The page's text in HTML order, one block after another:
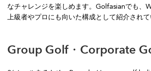
なチャレンジを楽しめます。Golfasianでも、
上級者やプロにも向いた構成として紹介されて
Group Golf・Corporate